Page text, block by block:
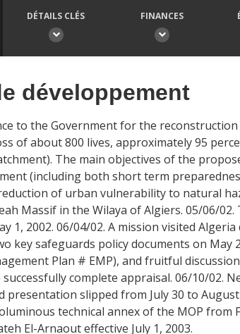
DÉTAILS CLÉS FINANCES
développement
to the Government for the
of about 800 lives, approximately 95
The main objectives of the
(including both short term
of urban vulnerability to natural
Massif in the Wilaya of Algiers. 05/06/
1, 2002. 06/04/02. A mission visited
key safeguards policy documents on May
Plan # EMP), and fruitful
complete appraisal. 06/10/02.
presentation slipped from July 30 to
technical annex of the MOP from
El-Arnaout effective July 1, 2003.